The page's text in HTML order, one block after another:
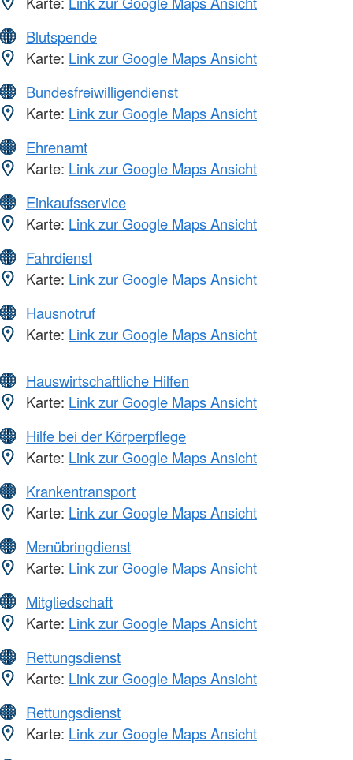
Blutspende
Karte: Link zur Google Maps Ansicht
Bundesfreiwilligendienst
Karte: Link zur Google Maps Ansicht
Ehrenamt
Karte: Link zur Google Maps Ansicht
Einkaufsservice
Karte: Link zur Google Maps Ansicht
Fahrdienst
Karte: Link zur Google Maps Ansicht
Hausnotruf
Karte: Link zur Google Maps Ansicht
Hauswirtschaftliche Hilfen
Karte: Link zur Google Maps Ansicht
Hilfe bei der Körperpflege
Karte: Link zur Google Maps Ansicht
Krankentransport
Karte: Link zur Google Maps Ansicht
Menübringdienst
Karte: Link zur Google Maps Ansicht
Mitgliedschaft
Karte: Link zur Google Maps Ansicht
Rettungsdienst
Karte: Link zur Google Maps Ansicht
Rettungsdienst
Karte: Link zur Google Maps Ansicht